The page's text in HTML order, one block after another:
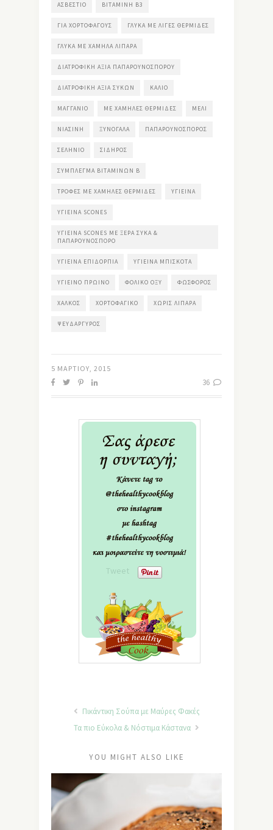
ΑΣΒΈΣΤΙΟ ΒΙΤΑΜΊΝΗ Β3
ΓΙΑ ΧΟΡΤΟΦΆΓΟΥΣ ΓΛΥΚΆ ΜΕ ΛΊΓΕΣ ΘΕΡΜΊΔΕΣ
ΓΛΥΚΆ ΜΕ ΧΑΜΗΛΆ ΛΙΠΑΡΆ
ΔΙΑΤΡΟΦΙΚΉ ΑΞΊΑ ΠΑΠΑΡΟΥΝΌΣΠΟΡΟΥ
ΔΙΑΤΡΟΦΙΚΉ ΑΞΊΑ ΣΎΚΩΝ ΚΆΛΙΟ
ΜΑΓΓΆΝΙΟ ΜΕ ΧΑΜΗΛΈΣ ΘΕΡΜΊΔΕΣ ΜΈΛΙ
ΝΙΑΣΊΝΗ ΞΥΝΌΓΑΛΑ ΠΑΠΑΡΟΥΝΌΣΠΟΡΟΣ
ΣΕΛΉΝΙΟ ΣΊΔΗΡΟΣ
ΣΎΜΠΛΕΓΜΑ ΒΙΤΑΜΙΝΏΝ Β
ΤΡΟΦΈΣ ΜΕ ΧΑΜΗΛΈΣ ΘΕΡΜΊΔΕΣ ΥΓΙΕΙΝΆ
ΥΓΙΕΙΝΆ SCONES
ΥΓΙΕΙΝΆ SCONES ΜΕ ΞΕΡΆ ΣΎΚΑ &
ΠΑΠΑΡΟΥΝΌΣΠΟΡΟ
ΥΓΙΕΙΝΆ ΕΠΙΔΌΡΠΙΑ ΥΓΙΕΙΝΆ ΜΠΙΣΚΌΤΑ
ΥΓΙΕΙΝΌ ΠΡΩΙΝΌ ΦΟΛΙΚΌ ΟΞΎ ΦΏΣΦΟΡΟΣ
ΧΑΛΚΌΣ ΧΟΡΤΟΦΑΓΙΚΌ ΧΩΡΊΣ ΛΙΠΑΡΆ
ΨΕΥΔΆΡΓΥΡΟΣ
5 ΜΑΡΤΊΟΥ, 2015
36
Tweet
Πικάντικη Σούπα με Μαύρες Φακές
Τα πιο Εύκολα & Νόστιμα Κάστανα
YOU MIGHT ALSO LIKE